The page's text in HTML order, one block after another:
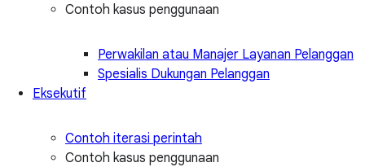
Contoh kasus penggunaan
Perwakilan atau Manajer Layanan Pelanggan
Spesialis Dukungan Pelanggan
Eksekutif
Contoh iterasi perintah
Contoh kasus penggunaan